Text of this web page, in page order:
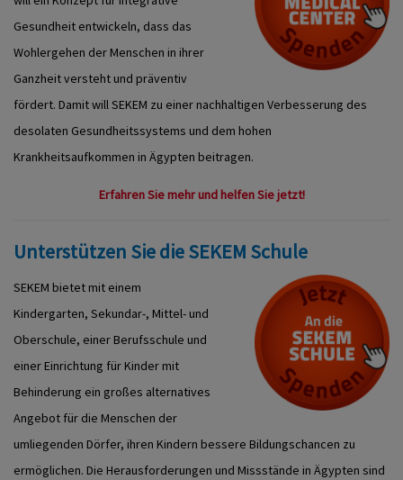
Gesundheit entwickeln, dass das
Wohlergehen der Menschen in ihrer
Ganzheit versteht und präventiv
fördert. Damit will SEKEM zu einer nachhaltigen Verbesserung des
desolaten Gesundheitssystems und dem hohen
Krankheitsaufkommen in Ägypten beitragen.
Erfahren Sie mehr und helfen Sie jetzt!
Unterstützen Sie die SEKEM Schule
SEKEM bietet mit einem
Kindergarten, Sekundar-, Mittel- und
Oberschule, einer Berufsschule und
einer Einrichtung für Kinder mit
Behinderung ein großes alternatives
Angebot für die Menschen der
umliegenden Dörfer, ihren Kindern bessere Bildungschancen zu
ermöglichen. Die Herausforderungen und Missstände in Ägypten sind